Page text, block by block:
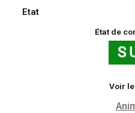
Etat
État de
Voir